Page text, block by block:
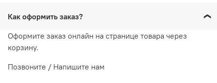
Как оформить заказ?
Оформите заказ онлайн на странице товара через
корзину.
Позвоните / Напишите нам